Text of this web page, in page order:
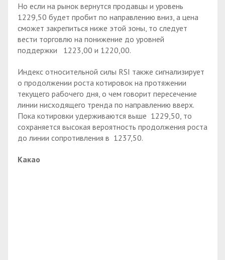
Но если на рынок вернутся продавцы и уровень
1229,50 будет пробит по направлению вниз, а цена
сможет закрепиться ниже этой зоны, то следует
вести торговлю на понижение до уровней
поддержки 1223,00 и 1220,00.
Индекс относительной силы RSI также сигнализирует
о продолжении роста котировок на протяжении
текущего рабочего дня, о чем говорит пересечение
линии нисходящего тренда по направлению вверх.
Пока котировки удерживаются выше 1229,50, то
сохраняется высокая вероятность продолжения роста
до линии сопротивления в 1237,50.
Какао